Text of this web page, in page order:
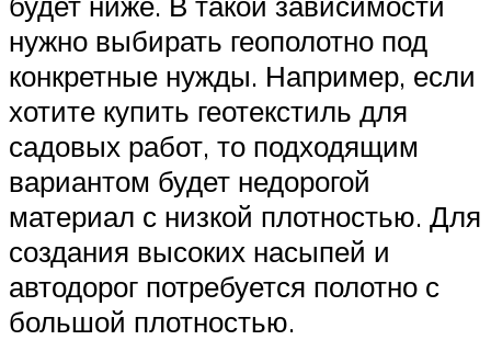
нужно выбирать геополотно под
конкретные нужды. Например, если
хотите купить геотекстиль для
садовых работ, то подходящим
вариантом будет недорогой
материал с низкой плотностью. Для
создания высоких насыпей и
автодорог потребуется полотно с
большой плотностью.